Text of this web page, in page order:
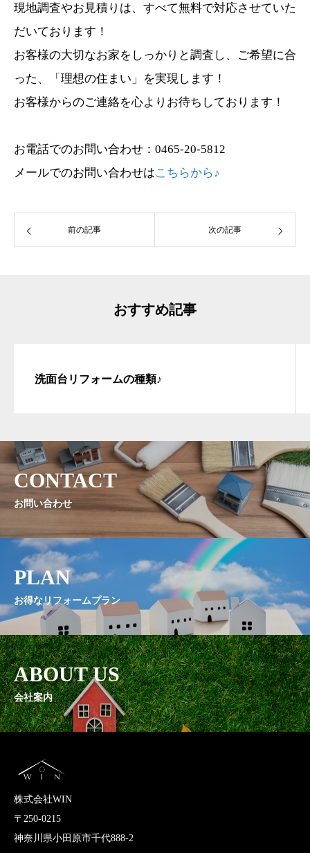
現地調査やお見積りは、すべて無料で対応させていた
だいております！
お客様の大切なお家をしっかりと調査し、ご希望に合
った、「理想の住まい」を実現します！
お客様からのご連絡を心よりお待ちしております！
お電話でのお問い合わせ：0465-20-5812
メールでのお問い合わせはこちらから♪
前の記事 次の記事
おすすめ記事
洗面台リフォームの種類♪
CONTACT
お問い合わせ
PLAN
お得なリフォームプラン
ABOUT US
会社案内
株式会社WIN
〒250-0215
神奈川県小田原市千代888-2